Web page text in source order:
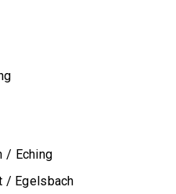
/ Eching
/ Egelsbach